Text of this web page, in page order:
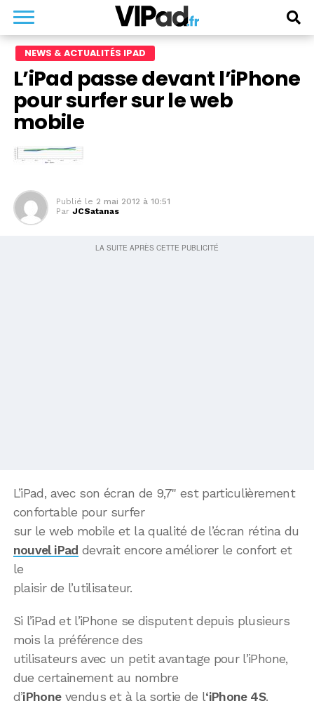
NEWS & ACTUALITÉS IPAD
L’iPad passe devant l’iPhone
pour surfer sur le web
mobile
Publié le 2 mai 2012 à 10:51
Par JCSatanas
L’iPad, avec son écran de 9,7" est particulièrement
confortable pour surfer
sur le web mobile et la qualité de l’écran rétina du
nouvel iPad devrait encore améliorer le confort et
le
plaisir de l’utilisateur.
Si l’iPad et l’iPhone se disputent depuis plusieurs
mois la préférence des
utilisateurs avec un petit avantage pour l’iPhone,
due certainement au nombre
d’iPhonevendus et à la sortie de l‘iPhone 4S.